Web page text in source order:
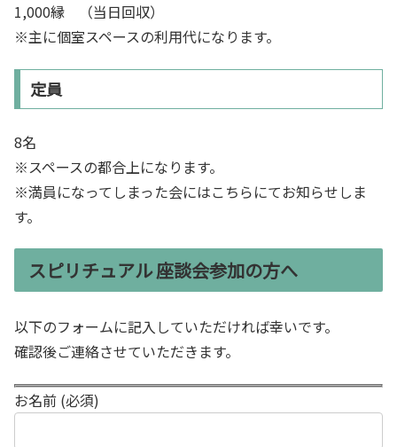
1,000縁 （当日回収）
※主に個室スペースの利用代になります。
定員
8名
※スペースの都合上になります。
※満員になってしまった会にはこちらにてお知らせしま
す。
スピリチュアル 座談会参加の方へ
以下のフォームに記入していただければ幸いです。
確認後ご連絡させていただきます。
お名前 (必須)